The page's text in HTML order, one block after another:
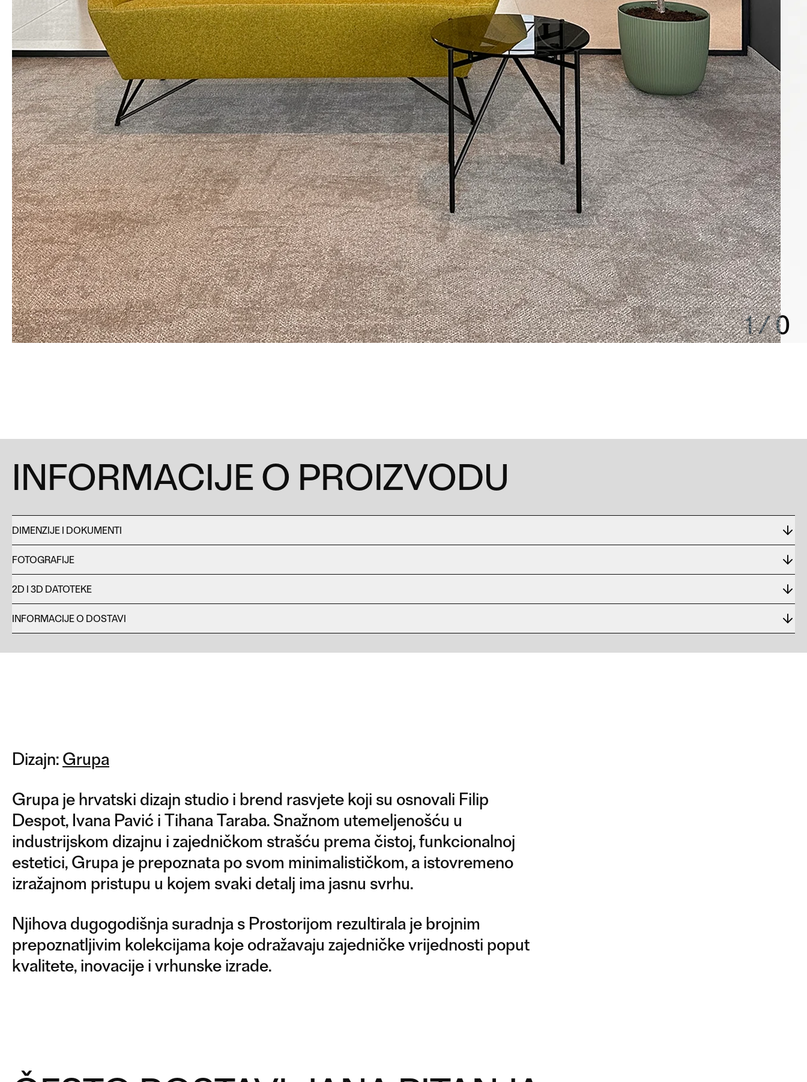
1/0
INFORMACIJE O PROIZVODU
DIMENZIJE I DOKUMENTI
FOTOGRAFIJE
2D I 3D DATOTEKE
INFORMACIJE O DOSTAVI
Dizajn: Grupa
Grupa je hrvatski dizajn studio i brend rasvjete koji su osnovali Filip
Despot, Ivana Pavić i Tihana Taraba. Snažnom utemeljenošću u
industrijskom dizajnu i zajedničkom strašću prema čistoj, funkcionalnoj
estetici, Grupa je prepoznata po svom minimalističkom, a istovremeno
izražajnom pristupu u kojem svaki detalj ima jasnu svrhu.
Njihova dugogodišnja suradnja s Prostorijom rezultirala je brojnim
prepoznatljivim kolekcijama koje odražavaju zajedničke vrijednosti poput
kvalitete, inovacije i vrhunske izrade.